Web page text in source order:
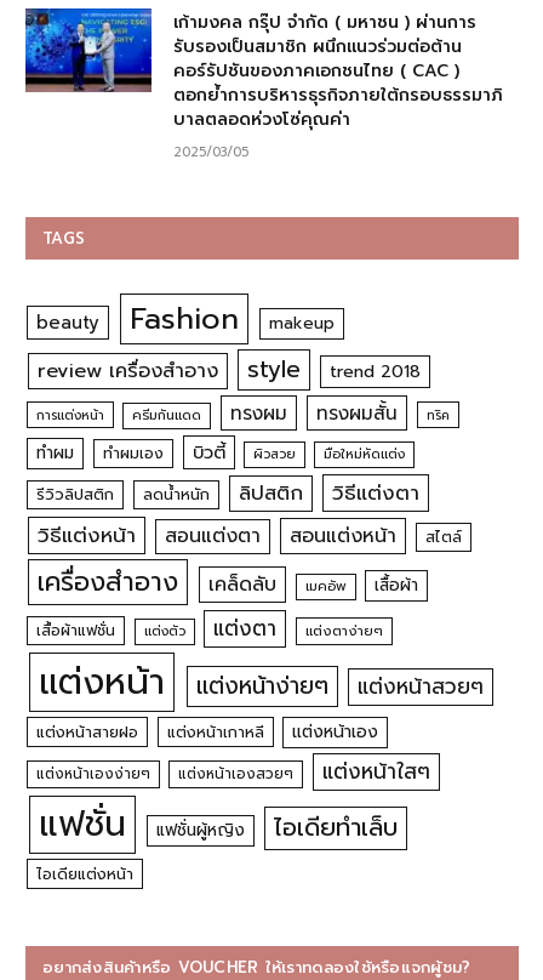
เก้ามงคล กรุ๊ป จำกัด ( มหาชน ) ผ่านการ
รับรองเป็นสมาชิก ผนึกแนวร่วมต่อต้าน
คอร์รัปชันของภาคเอกชนไทย ( CAC )
ตอกย้ำการบริหารธุรกิจภายใต้กรอบธรรมาภิ
บาลตลอดห่วงโซ่คุณค่า
2025/03/05
TAGS
beauty Fashion makeup
review เครื่องสำอาง style trend 2018
การแต่งหน้า ครีมกันแดด ทรงผม ทรงผมสั้น ทริค
ทำผม ทำผมเอง บิวตี้ ผิวสวย มือใหม่หัดแต่ง
รีวิวลิปสติก ลดน้ำหนัก ลิปสติก
วิธีแต่งตา
วิธีแต่งหน้า
สอนแต่งตา สอนแต่งหน้า สไตล์
เครื่องสำอาง เคล็ดลับ เมคอัพ เสื้อผ้า
เสื้อผ้าแฟชั่น แต่งตัว แต่งตา แต่งตาง่ายๆ
แต่งหน้า แต่งหน้าง่ายๆ แต่งหน้าสวยๆ
แต่งหน้าสายฝอ แต่งหน้าเกาหลี แต่งหน้าเอง
แต่งหน้าเองง่ายๆ แต่งหน้าเองสวยๆ แต่งหน้าใสๆ
แฟชั่น แฟชั่นผู้หญิง ไอเดียทำเล็บ
ไอเดียแต่งหน้า
อยากส่งสินค้าหรือ VOUCHER ให้เราทดลองใช้หรือแจกผู้ชม?